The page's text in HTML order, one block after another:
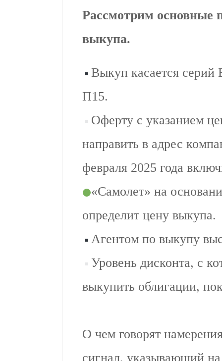
Рассмотрим основные
выкупа.
⁠Выкуп касается
П15.
⁠Оферту с указанием
направить в адрес
февраля 2025 года
⁠«Самолет» на
определит цену выкупа.
⁠Агентом по выкупу
⁠Уровень дисконта, с
выкупить облигации,
О чем говорят
сигнал, указывающий